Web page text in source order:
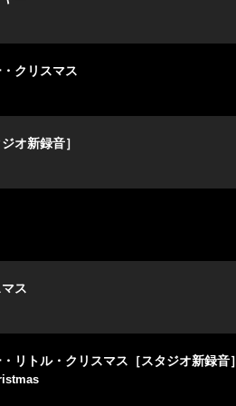
クリスマス
オ新録音］
ス
リトル・クリスマス［スタジオ新録音］